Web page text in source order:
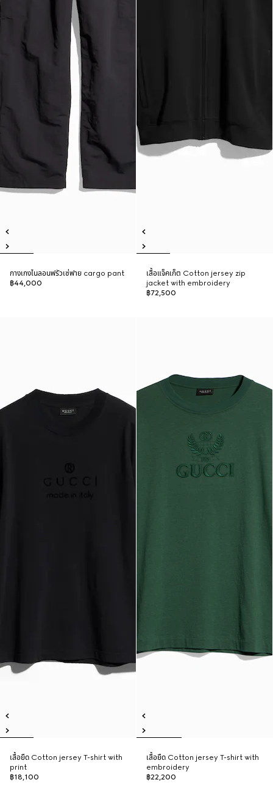
กางเกงไนลอนฟรัวเซ่ฟาย cargo pant
฿44,000
เสื้อแจ็คเก็ต Cotton jersey zip
jacket with embroidery
฿72,500
เสื้อยืด Cotton jersey T-shirt with
print
฿18,100
เสื้อยืด Cotton jersey T-shirt with
embroidery
฿22,200